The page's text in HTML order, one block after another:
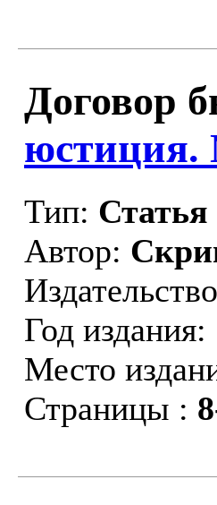
Договор
юстиция.
Тип: Статья
Автор:
Год издания:
Место
Страницы :